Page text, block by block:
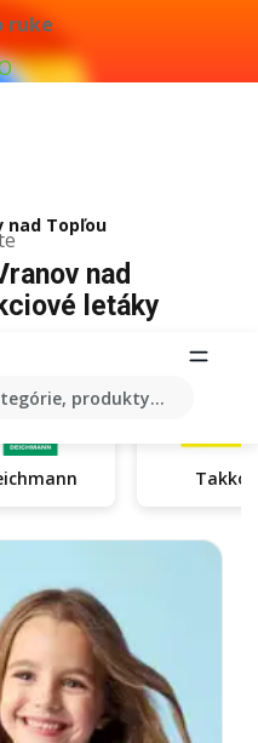
ruke
produkty...
nad Topľou
nad
letáky
Takko